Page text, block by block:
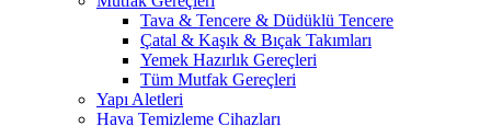
Tava & Tencere & Düdüklü Tencere
Çatal & Kaşık & Bıçak Takımları
Yemek Hazırlık Gereçleri
Tüm Mutfak Gereçleri
Yapı Aletleri
Hava Temizleme Cihazları